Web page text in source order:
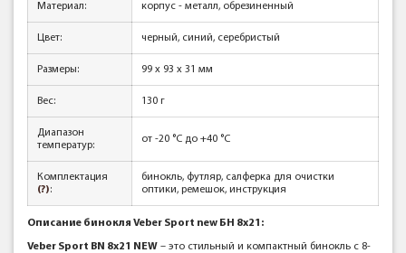
Материал: корпус - металл, обрезиненный
Цвет: черный, синий, серебристый
Размеры: 99 x 93 x 31 мм
Вес: 130 г
Диапазон
температур:
от -20 °С до +40 °С
Комплектация
(?):
бинокль, футляр, салферка для очистки
оптики, ремешок, инструкция
Описание бинокля Veber Sport new БН 8x21:
Veber Sport BN 8х21 NEW – это стильный и компактный бинокль с 8-